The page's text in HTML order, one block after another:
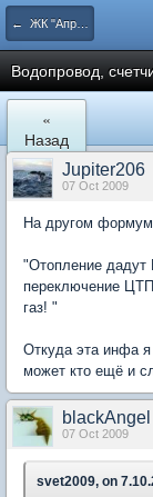
← ЖК "Апрелевский". Ремонт квартир и обустройство.
Водопровод,
«
Назад
Jupiter206
07 Oct 2009
На другом
"Отопление дадут
переключение
газ! "
Откуда эта инфа
может кто ещё и
blackAngel
07 Oct 2009
svet2009, on